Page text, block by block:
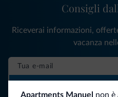
Apartments Manuel
non è
Consigli
Riceverai informazioni,
vacanza